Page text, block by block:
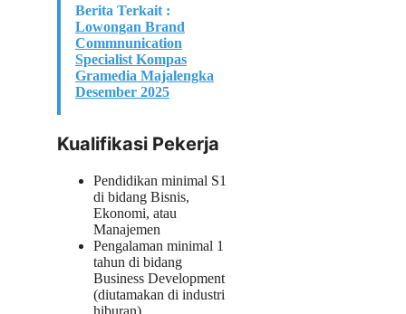
Berita Terkait :
Lowongan Brand
Commnunication
Specialist Kompas
Gramedia Majalengka
Desember 2025
Kualifikasi Pekerja
Pendidikan minimal S1
di bidang Bisnis,
Ekonomi, atau
Manajemen
Pengalaman minimal 1
tahun di bidang
Business Development
(diutamakan di industri